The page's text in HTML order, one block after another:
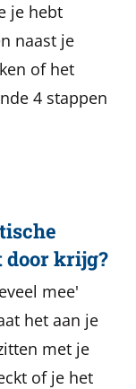
je hebt
naast je
of het
4 stappen
door krijg?
mee'
het aan je
met je
of je het